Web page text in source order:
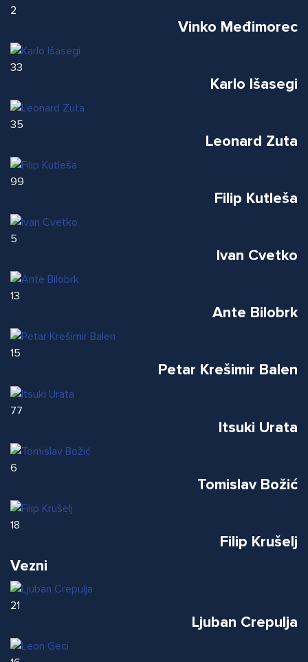
2
Vinko Međimorec
33
Karlo Išasegi
35
Leonard Zuta
99
Filip Kutleša
5
Ivan Cvetko
13
Ante Bilobrk
15
Petar Krešimir Balen
77
Itsuki Urata
6
Tomislav Božić
18
Filip Krušelj
Vezni
21
Ljuban Crepulja